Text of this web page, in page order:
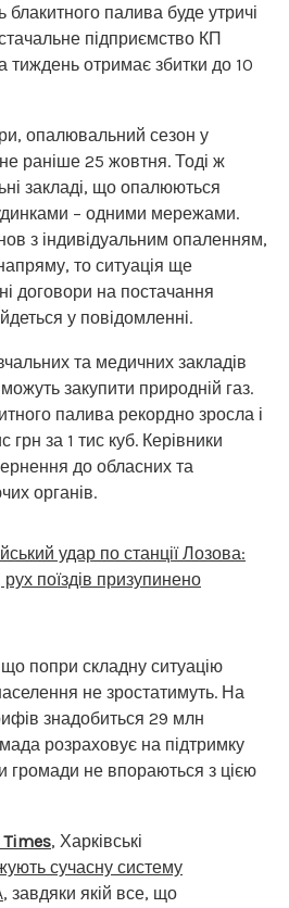
блакитного палива буде утричі
підприємство КП
тиждень отримає збитки до 10
опалювальний сезон у
раніше 25 жовтня. Тоді ж
закладі, що опалюються
– одними мережами.
з індивідуальним опаленням,
то ситуація ще
договори на постачання
у повідомленні.
та медичних закладів
закупити природній газ.
палива рекордно зросла і
за 1 тис куб. Керівники
до обласних та
органів.
удар по станції Лозова:
поїздів призупинено
попри складну ситуацію
не зростатимуть. На
знадобиться 29 млн
розраховує на підтримку
громади не впораються з цією
Times, Харківські
сучасну систему
, завдяки якій все, що